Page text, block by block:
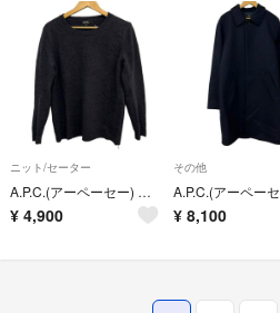
ニット/セーター
A.P.C.(アーペーセー) 長袖セーター サイズM メンズ美品 - ダークグレー クルーネック
¥ 4,900
その他
¥ 8,100